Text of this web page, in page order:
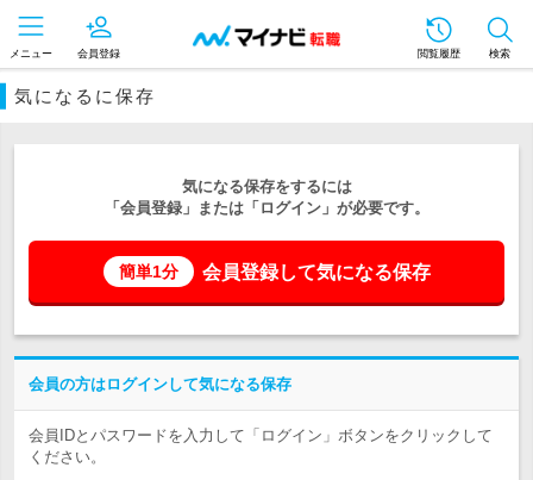
メニュー 会員登録 閲覧履歴 検索
気になるに保存
気になる保存をするには
「会員登録」または「ログイン」が必要です。
簡単1分 会員登録して気になる保存
会員の方はログインして気になる保存
会員IDとパスワードを入力して「ログイン」ボタンをクリックして
ください。